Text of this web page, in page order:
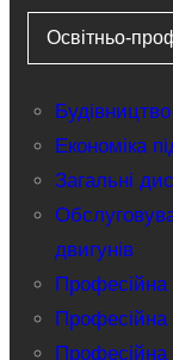
Освітньо-
Економіка
Загальні
двигунів
Професійна
Професійна
Професійна